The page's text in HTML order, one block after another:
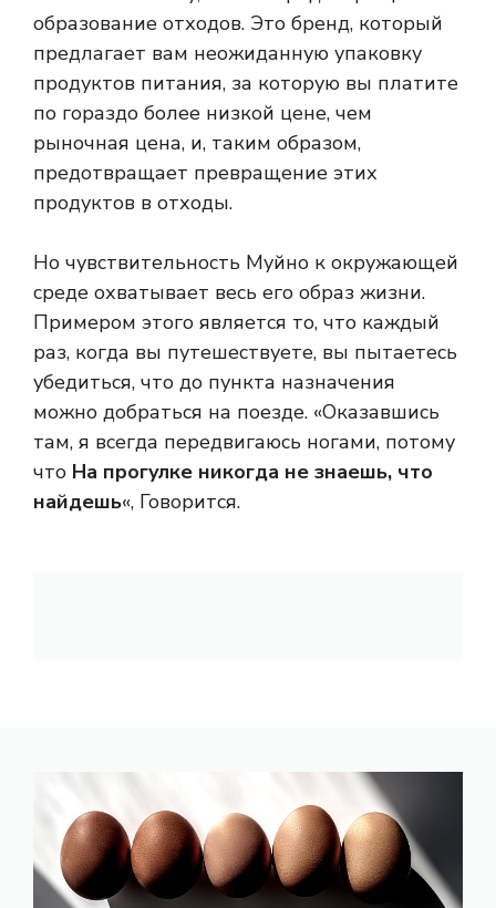
образование отходов. Это бренд, который
предлагает вам неожиданную упаковку
продуктов питания, за которую вы платите
по гораздо более низкой цене, чем
рыночная цена, и, таким образом,
предотвращает превращение этих
продуктов в отходы.
Но чувствительность Муйно к окружающей
среде охватывает весь его образ жизни.
Примером этого является то, что каждый
раз, когда вы путешествуете, вы пытаетесь
убедиться, что до пункта назначения
можно добраться на поезде. «Оказавшись
там, я всегда передвигаюсь ногами, потому
что На прогулке никогда не знаешь, что
найдешь«, Говорится.